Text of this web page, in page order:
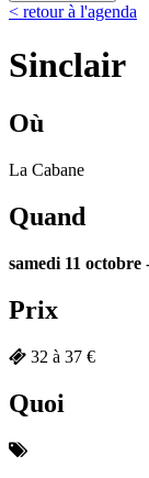
< retour à l'agenda
Sinclair
Où
La Cabane
Quand
samedi 11 octobre
Prix
32 à 37 €
Quoi